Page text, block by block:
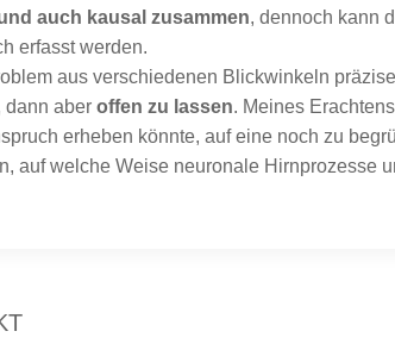
auch kausal zusammen, dennoch kann
erfasst werden.
aus verschiedenen Blickwinkeln
dann aber offen zu lassen. Meines
erheben könnte, auf eine noch zu
auf welche Weise neuronale Hirnprozesse